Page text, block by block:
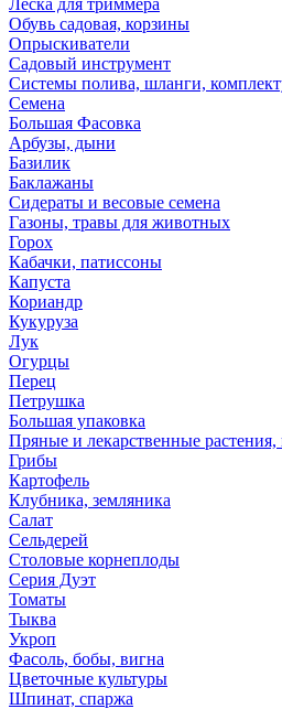
Леска для триммера
Обувь садовая, корзины
Опрыскиватели
Садовый инструмент
Системы полива, шланги,
Семена
Большая Фасовка
Арбузы, дыни
Базилик
Баклажаны
Сидераты и весовые семена
Газоны, травы для животных
Горох
Кабачки, патиссоны
Капуста
Кориандр
Кукуруза
Лук
Огурцы
Перец
Петрушка
Большая упаковка
Пряные и лекарственные растения,
Грибы
Картофель
Клубника, земляника
Салат
Сельдерей
Столовые корнеплоды
Серия Дуэт
Томаты
Тыква
Укроп
Фасоль, бобы, вигна
Цветочные культуры
Шпинат, спаржа